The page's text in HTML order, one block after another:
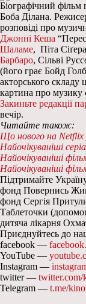
Біографічний фільм
Боба Ділана.
розповіді про
Джонні Кеша
Шаламе, Піта
Барбаро, Сільві
(його грає Бойд
акторського складу
картина про музику
Закиньте редакції
вечір.
Читайте також:
Що нового на Netflix
Найочікуваніші
Найочікуваніші
Найочікуваніші
Підтримайте
фонд Повернись
фонд Сергія
Таблеточки
дитяча лікарня
Приєднуйтесь до
facebook —
YouTube —
Instagram —
twitter —
Telegram — t.me/